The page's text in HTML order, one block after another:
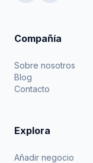
Compañía
Sobre nosotros
Blog
Contacto
Explora
Añadir negocio